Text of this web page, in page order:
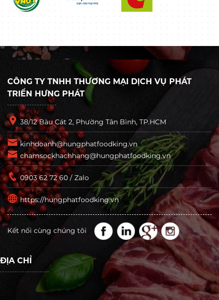
CÔNG TY TNHH THƯƠNG MẠI DỊCH VỤ PHÁT
TRIỂN HƯNG PHÁT
38/12 Bàu Cát 2, Phường Tân Bình, TP.HCM
kinhdoanh@hungphatfoodking.vn
chamsockhachhang@hungphatfoodking.vn
0903 62 72 60 / Zalo
https://hungphatfoodking.vn
Kết nối cùng chúng tôi
ĐỊA CHỈ